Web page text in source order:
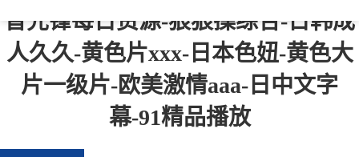
音先锋每日资源-狠狠操综合-日韩成
人久久-黄色片xxx-日本色妞-黄色大
片一级片-欧美激情aaa-日中文字
幕-91精品播放